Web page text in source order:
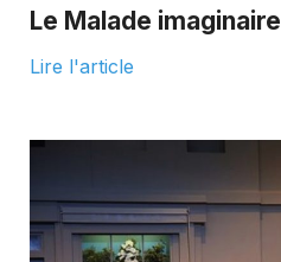
Le Malade imaginaire
Lire l'article